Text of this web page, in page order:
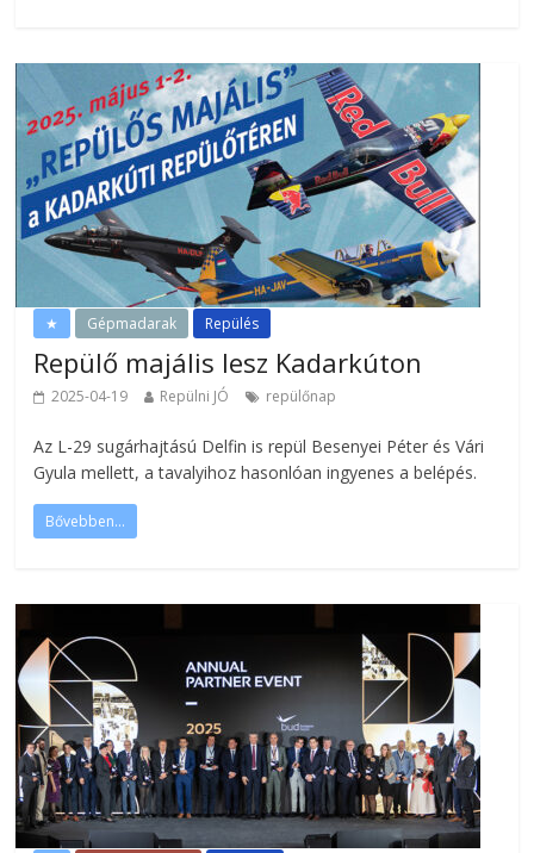
★ Gépmadarak Repülés
Repülő majális lesz Kadarkúton
2025-04-19 Repülni JÓ repülőnap
Az L-29 sugárhajtású Delfin is repül Besenyei Péter és Vári
Gyula mellett, a tavalyihoz hasonlóan ingyenes a belépés.
Bővebben...